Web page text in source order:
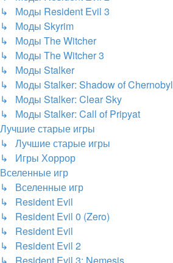
↳ Моды Resident Evil 3
↳ Моды Skyrim
↳ Моды The Witcher
↳ Моды The Witcher 3
↳ Моды Stalker
↳ Моды Stalker: Shadow of Chernobyl
↳ Моды Stalker: Clear Sky
↳ Моды Stalker: Call of Pripyat
Лучшие старые игры
↳ Лучшие старые игры
↳ Игры Хоррор
Вселенные игр
↳ Вселенные игр
↳ Resident Evil
↳ Resident Evil 0 (Zero)
↳ Resident Evil
↳ Resident Evil 2